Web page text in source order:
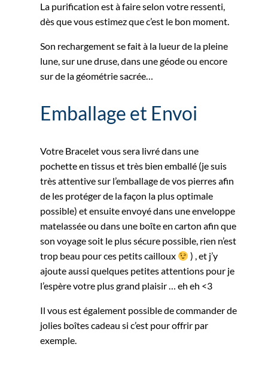
La purification est à faire selon votre ressenti,
dès que vous estimez que c’est le bon moment.
Son rechargement se fait à la lueur de la pleine
lune, sur une druse, dans une géode ou encore
sur de la géométrie sacrée…
Emballage et Envoi
Votre Bracelet vous sera livré dans une
pochette en tissus et très bien emballé (je suis
très attentive sur l’emballage de vos pierres afin
de les protéger de la façon la plus optimale
possible) et ensuite envoyé dans une enveloppe
matelassée ou dans une boîte en carton afin que
son voyage soit le plus sécure possible, rien n’est
trop beau pour ces petits cailloux
) , et j’y
ajoute aussi quelques petites attentions pour je
l’espère votre plus grand plaisir … eh eh <3
Il vous est également possible de commander de
jolies boîtes cadeau si c’est pour offrir par
exemple.